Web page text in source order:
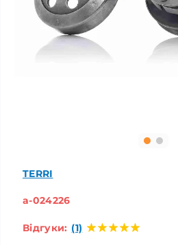
TERRI
a-024226
Відгуки: (1)